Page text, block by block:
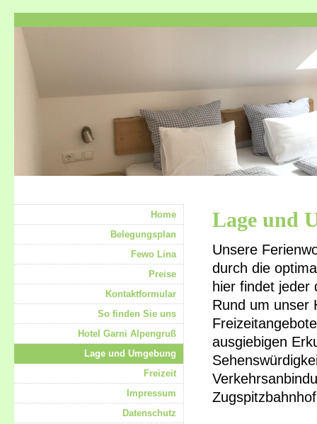
Lage und
Unsere
durch die
hier findet jeder
Rund um unser
ausgiebigen
Home
Belegungsplan
Fewo Lina
Preise
Kontaktformular
So finden Sie uns
Hotel Garni Alpengruß
Lage und Umgebung
Freizeit
Impressum
Datenschutz